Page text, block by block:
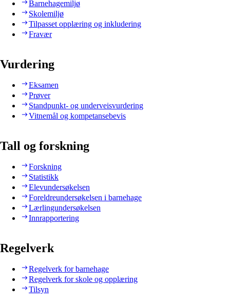
Barnehagemiljø
Skolemiljø
Tilpasset opplæring og inkludering
Fravær
Vurdering
Eksamen
Prøver
Standpunkt- og underveisvurdering
Vitnemål og kompetansebevis
Tall og forskning
Forskning
Statistikk
Elevundersøkelsen
Foreldreundersøkelsen i barnehage
Lærlingundersøkelsen
Innrapportering
Regelverk
Regelverk for barnehage
Regelverk for skole og opplæring
Tilsyn